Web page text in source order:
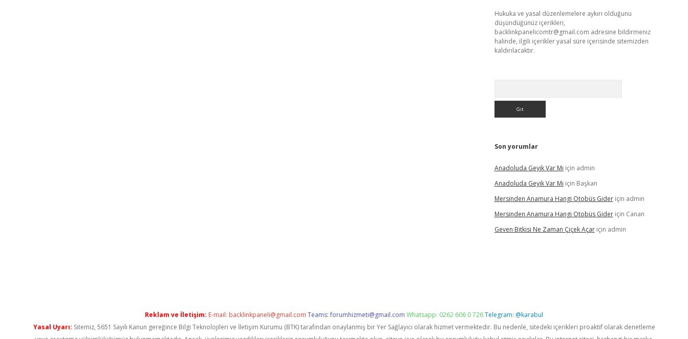
Hukuka ve yasal düzenlemelere aykırı olduğunu
düşündüğünüz içerikleri,
backlinkpanelicomtr@gmail.com adresine bildirmeniz
halinde, ilgili içerikler yasal süre içerisinde sitemizden
kaldırılacaktır.
Son yorumlar
Anadoluda Geyik Var Mı için admin
Anadoluda Geyik Var Mı için Başkan
Mersinden Anamura Hangi Otobüs Gideriçin admin
Mersinden Anamura Hangi Otobüs Gideriçin Canan
Geven Bitkisi Ne Zaman Çiçek Açariçin admin
Reklam ve İletişim: E-mail: backlinkpaneli@gmail.com Teams:forumhizmeti@gmail.com Whatsapp: 0262 606 0 726Telegram: @karabul
Yasal Uyarı: Sitemiz, 5651 Sayılı Kanun gereğince Bilgi Teknolojileri ve İletişim Kurumu (BTK) tarafından onaylanmış bir Yer Sağlayıcı olarak hizmet vermektedir. Bu nedenle, sitedeki içerikleri proaktif olarak denetleme